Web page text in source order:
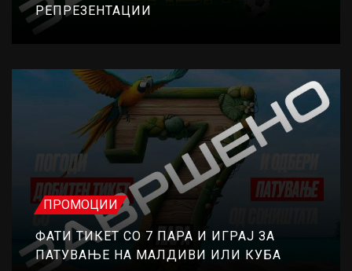
РЕПРЕЗЕНТАЦИИ
ПРОМОЦИИ
ФАТИ ТИКЕТ СО 7 ПАРА И ИГРАЈ ЗА
ПАТУВАЊЕ НА МАЛДИВИ ИЛИ КУБА